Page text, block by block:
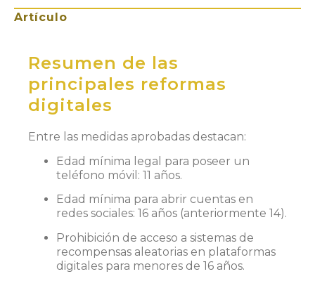
Artículo
Resumen de las
principales reformas
digitales
Entre las medidas aprobadas destacan:
Edad mínima legal para poseer un
teléfono móvil: 11 años.
Edad mínima para abrir cuentas en
redes sociales: 16 años (anteriormente 14).
Prohibición de acceso a sistemas de
recompensas aleatorias en plataformas
digitales para menores de 16 años.